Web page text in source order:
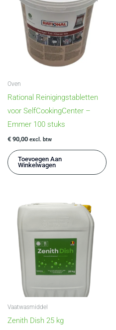
Oven
Rational Reinigingstabletten
voor SelfCookingCenter –
Emmer 100 stuks
€ 90,00 excl. btw
Toevoegen Aan
Winkelwagen
Vaatwasmiddel
Zenith Dish 25 kg